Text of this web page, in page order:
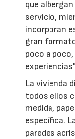
que
servicio,
incorporan
gran
poco a
La vivienda
todos ellos
medida,
específica.
paredes